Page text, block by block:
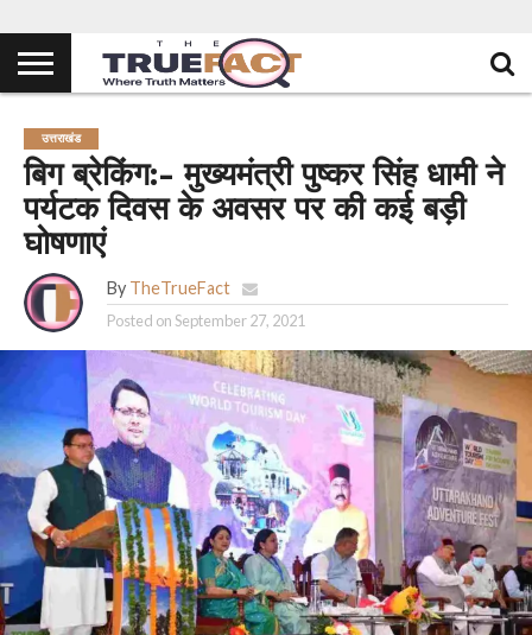
उत्तराखंड
बिग ब्रेकिंग:- मुख्यमंत्री पुष्कर सिंह धामी ने
पर्यटक दिवस के अवसर पर की कई बड़ी
घोषणाएं
By TheTrueFact
Posted onSeptember 27, 2021